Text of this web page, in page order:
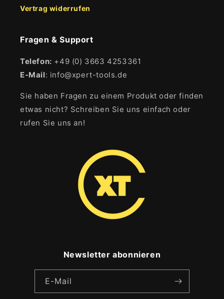
Vertrag widerrufen
Fragen & Support
Telefon: +49 (0) 3663 4253361
E-Mail: info@xpert-tools.de
Sie haben Fragen zu einem Produkt oder finden
etwas nicht? Schreiben Sie uns einfach oder
rufen Sie uns an!
Newsletter abonnieren
E-Mail